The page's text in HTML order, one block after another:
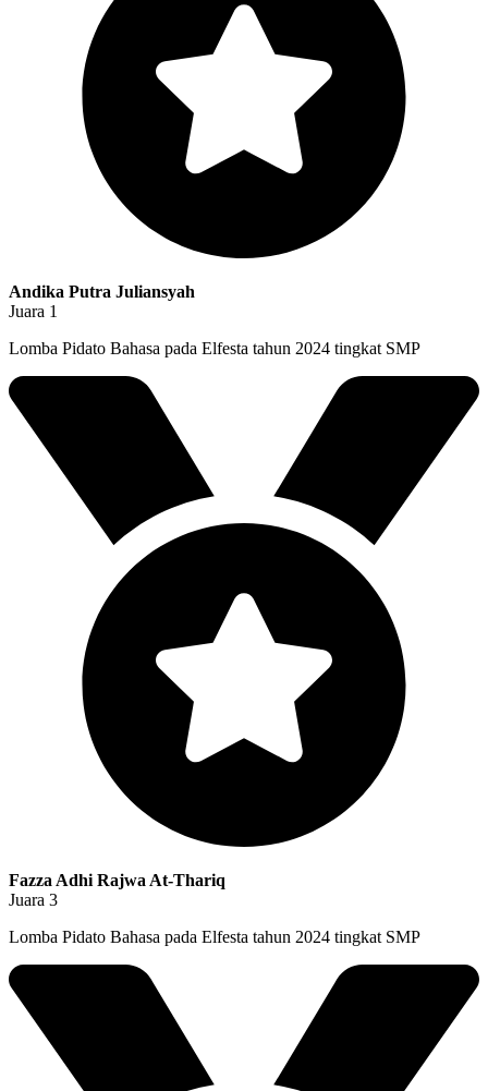
Andika Putra Juliansyah
Juara 1
Lomba Pidato Bahasa pada Elfesta tahun 2024 tingkat SMP
Fazza Adhi Rajwa At-Thariq
Juara 3
Lomba Pidato Bahasa pada Elfesta tahun 2024 tingkat SMP